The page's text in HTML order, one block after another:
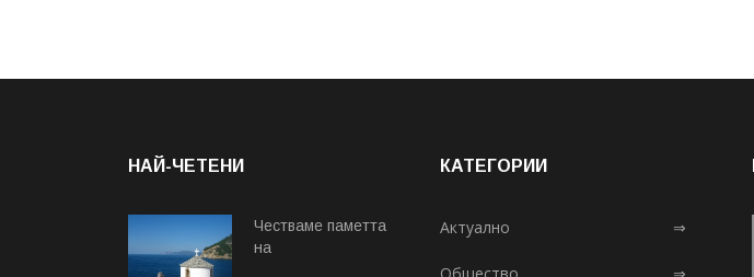
НАЙ-ЧЕТЕНИ
Честваме паметта
на
КАТЕГОРИИ
Актуално ⇒
Общество ⇒